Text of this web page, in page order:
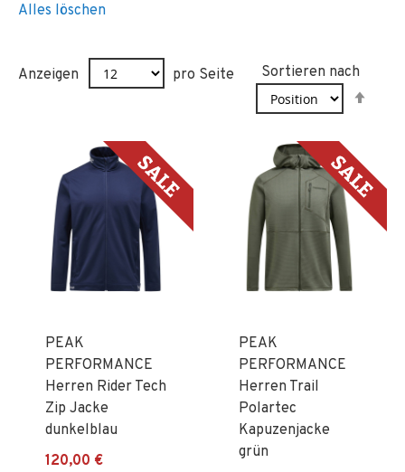
Anzeigen pro Seite
Sortieren nach
PEAK
PERFORMANCE
Herren Rider Tech
Zip Jacke
dunkelblau
120,00 €
PEAK
PERFORMANCE
Herren Trail
Polartec
Kapuzenjacke
grün
Alles löschen